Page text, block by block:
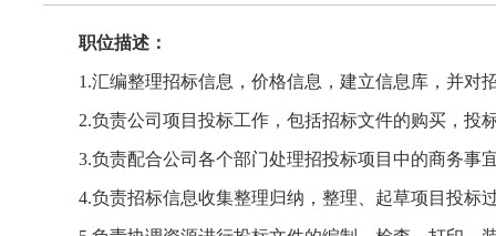
职位描述：
1.汇编整理招标信息，价格信息，建立信息库，并对
2.负责公司项目投标工作，包括招标文件的购买，投
3.负责配合公司各个部门处理招投标项目中的商务事
4.负责招标信息收集整理归纳，整理、起草项目投标